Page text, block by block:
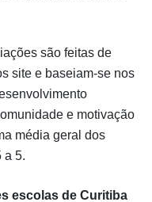
são feitas de
site e baseiam-se nos
e motivação
média geral dos
a 5.
escolas de Curitiba